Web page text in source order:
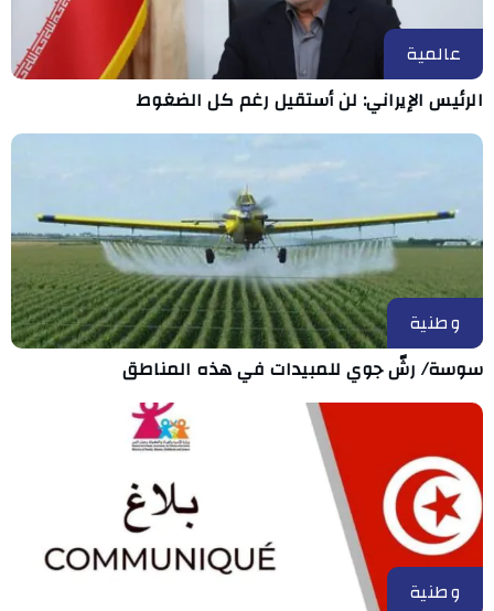
عالمية
الرئيس الإيراني: لن أستقيل رغم كل الضغوط
وطنية
سوسة/ رشّ جوي للمبيدات في هذه المناطق
وطنية